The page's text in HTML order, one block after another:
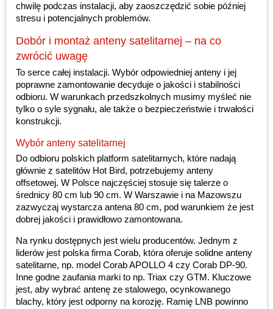
chwilę podczas instalacji, aby zaoszczędzić sobie później
stresu i potencjalnych problemów.
Dobór i montaż anteny satelitarnej – na co
zwrócić uwagę
To serce całej instalacji. Wybór odpowiedniej anteny i jej
poprawne zamontowanie decyduje o jakości i stabilności
odbioru. W warunkach przedszkolnych musimy myśleć nie
tylko o syle sygnału, ale także o bezpieczeństwie i trwałości
konstrukcji.
Wybór anteny satelitarnej
Do odbioru polskich platform satelitarnych, które nadają
głównie z satelitów Hot Bird, potrzebujemy anteny
offsetowej. W Polsce najczęściej stosuje się talerze o
średnicy 80 cm lub 90 cm. W Warszawie i na Mazowszu
zazwyczaj wystarcza antena 80 cm, pod warunkiem że jest
dobrej jakości i prawidłowo zamontowana.
Na rynku dostępnych jest wielu producentów. Jednym z
liderów jest polska firma Corab, która oferuje solidne anteny
satelitarne, np. model Corab APOLLO 4 czy Corab DP-90.
Inne godne zaufania marki to np. Triax czy GTM. Kluczowe
jest, aby wybrać antenę ze stalowego, ocynkowanego
blachy, który jest odporny na korozję. Ramię LNB powinno